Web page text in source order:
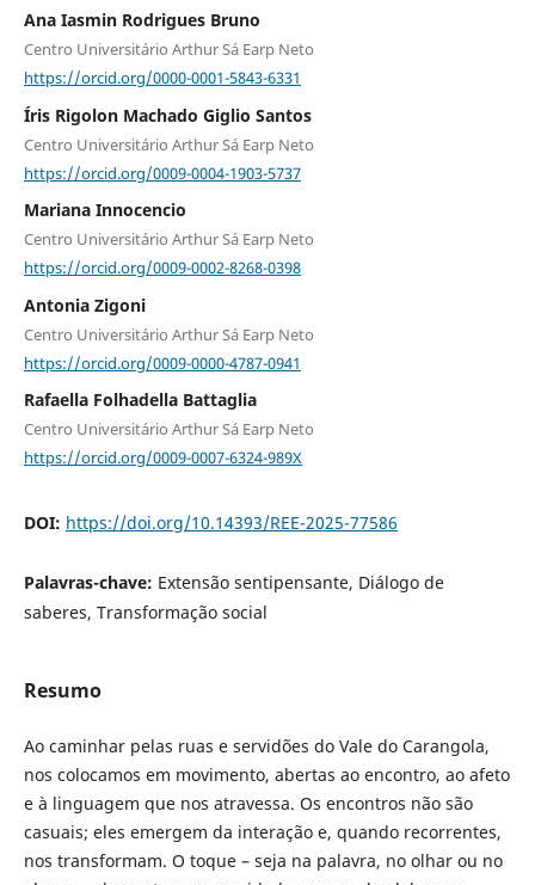
Ana Iasmin Rodrigues Bruno
Centro Universitário Arthur Sá Earp Neto
https://orcid.org/0000-0001-5843-6331
Íris Rigolon Machado Giglio Santos
Centro Universitário Arthur Sá Earp Neto
https://orcid.org/0009-0004-1903-5737
Mariana Innocencio
Centro Universitário Arthur Sá Earp Neto
https://orcid.org/0009-0002-8268-0398
Antonia Zigoni
Centro Universitário Arthur Sá Earp Neto
https://orcid.org/0009-0000-4787-0941
Rafaella Folhadella Battaglia
Centro Universitário Arthur Sá Earp Neto
https://orcid.org/0009-0007-6324-989X
DOI: https://doi.org/10.14393/REE-2025-77586
Palavras-chave: Extensão sentipensante, Diálogo de
saberes, Transformação social
Resumo
Ao caminhar pelas ruas e servidões do Vale do Carangola,
nos colocamos em movimento, abertas ao encontro, ao afeto
e à linguagem que nos atravessa. Os encontros não são
casuais; eles emergem da interação e, quando recorrentes,
nos transformam. O toque – seja na palavra, no olhar ou no